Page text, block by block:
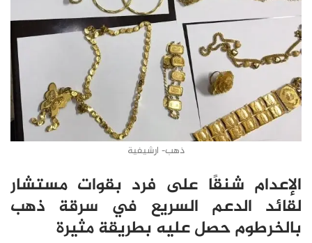
ذهب- ارشيفية
الإعدام شنقًا على فرد بقوات مستشار
لقائد الدعم السريع في سرقة ذهب
بالخرطوم حصل عليه بطريقة مثيرة